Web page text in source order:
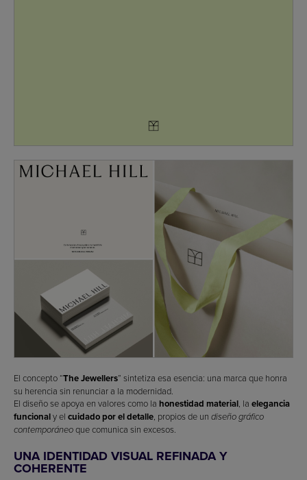
El concepto “The Jewellers” sintetiza esa esencia: una marca que honra
su herencia sin renunciar a la modernidad.
El diseño se apoya en valores como la honestidad material, la elegancia
funcionaly el cuidado por el detalle, propios de un diseño gráfico
contemporáneoque comunica sin excesos.
UNA IDENTIDAD VISUAL REFINADA Y
COHERENTE